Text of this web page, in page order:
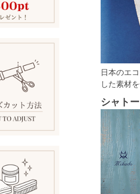
日本のエ
した素材
シャト